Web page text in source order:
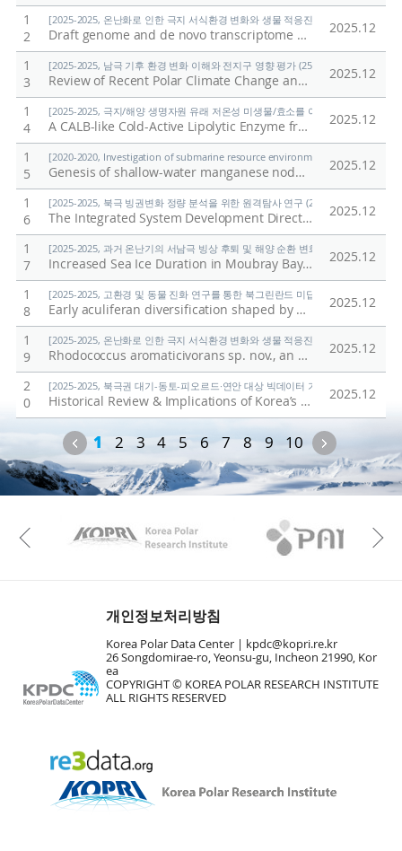
1
2
[2025-2025, 온난화로 인한 극지 서식환경 변화와 생물 적응진화 연구 (25-25) / 김
Draft genome and de novo transcriptome assembly of the Antarctic marine flatworm Obrimoposthia wandeli 2025.12
1
3
[2025-2025, 남극 기후 환경 변화 이해와 전지구 영향 평가 (25-25) / 정의석]
Review of Recent Polar Climate Change and Its Impact 2025.12
1
4
[2025-2025, 극지/해양 생명자원 유래 저온성 미생물/효소를 이용한 환경유해물
A CALB-like Cold-Active Lipolytic Enzyme from Pseudonocardia antarctica: Expression, Biochemical Characterization, and AlphaFold-Guided Dynamics 2025.12
1
5
[2020-2020, Investigation of submarine resource environment and seabed
Genesis of shallow-water manganese nodules with uniquely high Mn/Fe ratios 2025.12
1
6
[2025-2025, 북극 빙권변화 정량 분석을 위한 원격탐사 연구 (25-25) / 김현철]
The Integrated System Development Direction for Expanding the Application of Polar Spatial Information 2025.12
1
7
[2025-2025, 과거 온난기의 서남극 빙상 후퇴 및 해양 순환 변화 연구 (25-25) / 유
Increased Sea Ice Duration in Moubray Bay, Northwest Ross Sea Linked to Early Holocene Wind Strength 2025.12
1
8
[2025-2025, 고환경 및 동물 진화 연구를 통한 북그린란드 미답지 진출 (25-25) / 박
Early aculiferan diversification shaped by Ægir-Iapetus palaeogeography: Insights from North Greenland (Cambrian Series 2, Stage 4) 2025.12
1
9
[2025-2025, 온난화로 인한 극지 서식환경 변화와 생물 적응진화 연구 (25-25) / 김
Rhodococcus aromaticivorans sp. nov., an o-xylene degrading bacterium, and evidence supporting reclassification of Rhodococcus jostii RHA1 2025.12
2
0
[2025-2025, 북극권 대기-동토-피오르드·연안 대상 빅데이터 기반 기후변화 대응
Historical Review & Implications of Korea’s Arctic Sea Route Policy 2025.12
Previous
1 2 3 4 5 6 7 8 9 10
KAOS Kopri
Previous
개인정보처리방침
Korea Polar Data Center |
kpdc@kopri.re.kr
26 Songdomirae-ro, Yeonsu-gu, Incheon 21990, Kor
ea
COPYRIGHT © KOREA POLAR RESEARCH INSTITUTE
ALL RIGHTS RESERVED